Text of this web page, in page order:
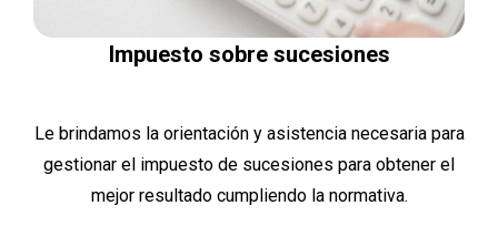
Impuesto sobre sucesiones
Le brindamos la orientación y asistencia necesaria para
gestionar el impuesto de sucesiones para obtener el
mejor resultado cumpliendo la normativa.